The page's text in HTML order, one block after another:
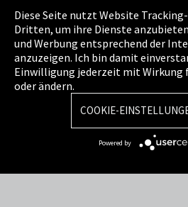
Datenschutz
Cookie Einstellungen
AGB
Sitemap
EmpCo Richtlinie
Diese Seite nutzt Website
Dritten, um ihre Dienste
und Werbung entsprechend der
anzuzeigen. Ich bin damit
Einwilligung jederzeit mit Wirkung
oder ändern.
COOKIE-
Powered by